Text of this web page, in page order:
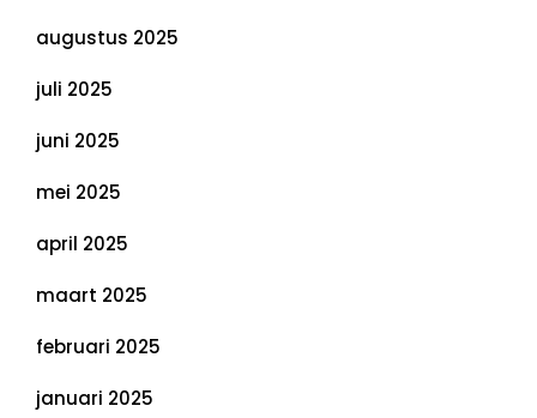
augustus 2025
juli 2025
juni 2025
mei 2025
april 2025
maart 2025
februari 2025
januari 2025